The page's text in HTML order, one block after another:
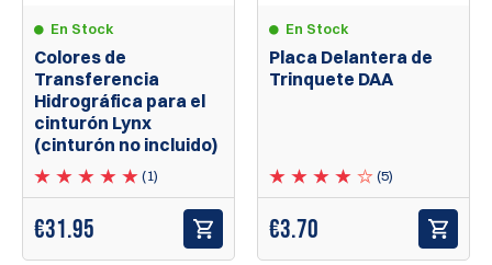
En Stock
Colores de
Transferencia
Hidrográfica para el
cinturón Lynx
(cinturón no incluido)
(1)
€31.95
En Stock
Placa Delantera de
Trinquete DAA
(5)
€3.70